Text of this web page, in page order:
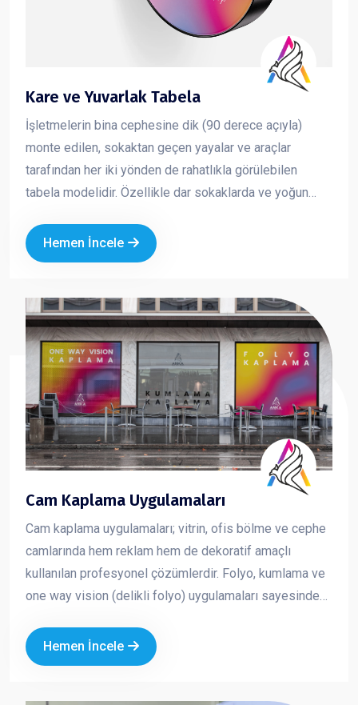
Kare ve Yuvarlak Tabela
İşletmelerin bina cephesine dik (90 derece açıyla)
monte edilen, sokaktan geçen yayalar ve araçlar
tarafından her iki yönden de rahatlıkla görülebilen
tabela modelidir. Özellikle dar sokaklarda ve yoğun
formlarda üretilen yan tabelalar; ışıklı veya ışıksız
seçenekleriyle markanızın dikkat çekmesini ve
Hemen İncele
Cam Kaplama Uygulamaları
Cam kaplama uygulamaları; vitrin, ofis bölme ve cephe
camlarında hem reklam hem de dekoratif amaçlı
kullanılan profesyonel çözümlerdir. Folyo, kumlama ve
one way vision (delikli folyo) uygulamaları sayesinde
mahremiyet ve güneş kontrolü sağlayabilirsiniz.
Hemen İncele